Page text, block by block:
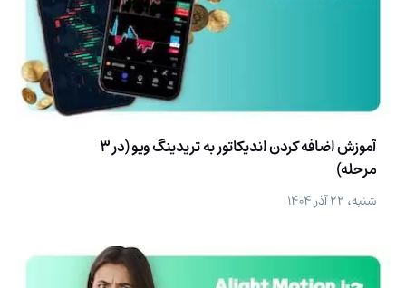
آموزش اضافه کردن اندیکاتور به تریدینگ ویو (در 3
مرحله)
شنبه، ۲۲ آذر ۱۴۰۴